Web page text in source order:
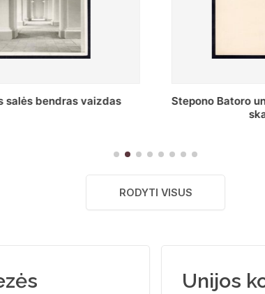
universiteto Periodikos
Periodikos
RODYTI VISUS
Unijos